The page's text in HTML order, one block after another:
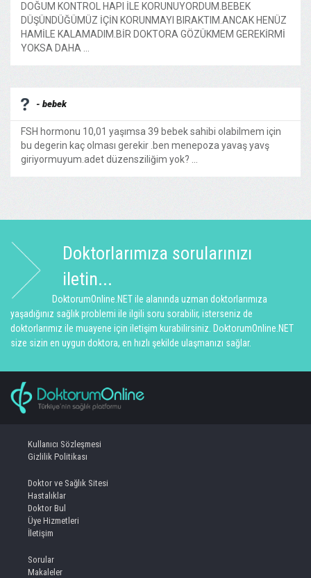
DOĞUM KONTROL HAPI İLE KORUNUYORDUM.BEBEK
DÜŞÜNDÜĞÜMÜZ İÇİN KORUNMAYI BIRAKTIM.ANCAK HENÜZ
HAMİLE KALAMADIM.BİR DOKTORA GÖZÜKMEM GEREKİRMİ
YOKSA DAHA ...
- bebek
FSH hormonu 10,01 yaşımsa 39 bebek sahibi olabilmem için
bu degerin kaç olması gerekir .ben menepoza yavaş yavş
giriyormuyum.adet düzensziliğim yok? ...
Doktorlarımıza sorularınızı
iletin...
DoktorumOnline.NET ile alanında uzman doktorlarımıza
yaşadığınız sağlık problemi ile ilgili soru sorabilir, isterseniz de
doktorlarımız ile muayene için iletişim kurabilirsiniz. DoktorumOnline.NET
size sizin en uygun doktora, en hızlı şekilde ulaşmanızı sağlar.
Kullanıcı Sözleşmesi
Gizlilik Politikası
Doktor ve Sağlık Sitesi
Hastalıklar
Doktor Bul
Üye Hizmetleri
İletişim
Sorular
Makaleler